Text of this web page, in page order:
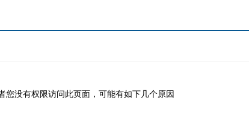
您没有权限访问此页面，可能有如下几个原因